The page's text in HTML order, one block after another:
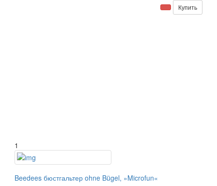
Купить
1
Beedees бюстгальтер ohne Bügel, »Microfun«